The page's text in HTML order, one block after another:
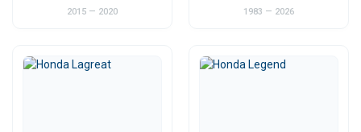
2015 — 2020 1983 — 2026